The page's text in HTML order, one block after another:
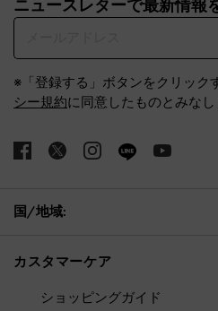
ニュースレターで最新情報
※「登録する」ボタンをクリック
シー規約に同意したものとみなし
国/地域:
カスタマーケア
ショッピングガイド